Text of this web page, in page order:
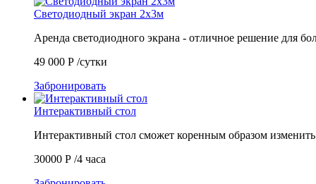
Светодиодный экран 2х3м
Аренда светодиодного экрана - отличное решение для
49 000 Р /сутки
Забронировать
Интерактивный стол
Интерактивный стол сможет коренным образом
30000 Р /4 часа